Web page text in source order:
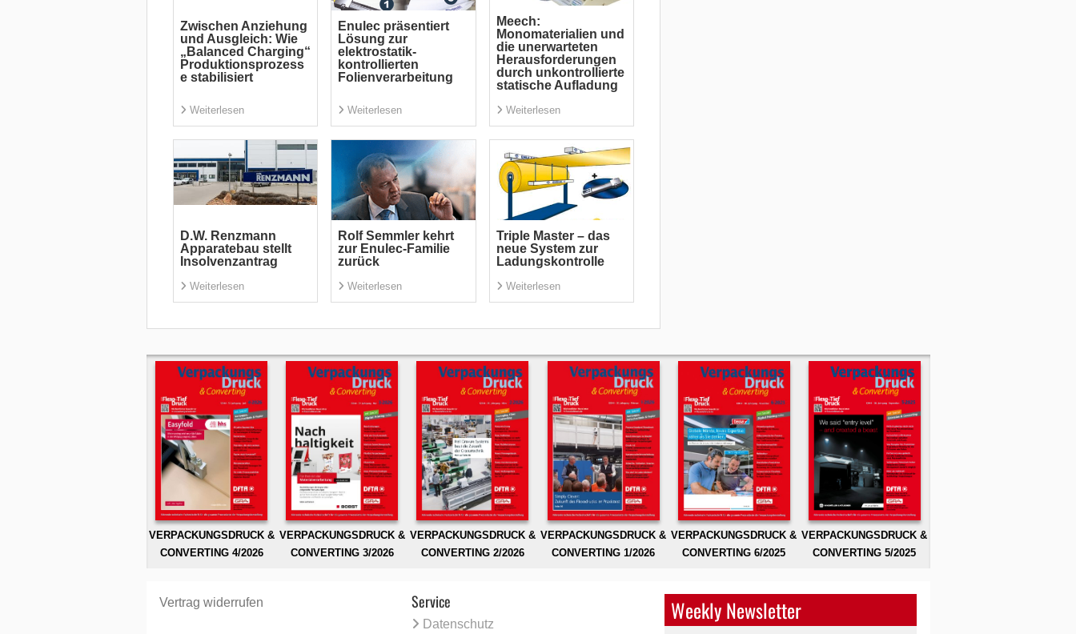
Zwischen Anziehung
und Ausgleich: Wie
„Balanced Charging“
Produktionsprozess
e stabilisiert
Weiterlesen
Enulec präsentiert
Lösung zur
elektrostatik-
kontrollierten
Folienverarbeitung
Weiterlesen
Meech:
Monomaterialien und
die unerwarteten
Herausforderungen
durch unkontrollierte
statische Aufladung
Weiterlesen
D.W. Renzmann
Apparatebau stellt
Insolvenzantrag
Weiterlesen
Rolf Semmler kehrt
zur Enulec-Familie
zurück
Weiterlesen
Triple Master – das
neue System zur
Ladungskontrolle
Weiterlesen
VERPACKUNGSDRUCK &
CONVERTING 4/2026
VERPACKUNGSDRUCK &
CONVERTING 3/2026
VERPACKUNGSDRUCK &
CONVERTING 2/2026
VERPACKUNGSDRUCK &
CONVERTING 1/2026
VERPACKUNGSDRUCK &
CONVERTING 6/2025
VERPACKUNGSDRUCK &
CONVERTING 5/2025
Vertrag widerrufen Service
Datenschutz
Weekly Newsletter